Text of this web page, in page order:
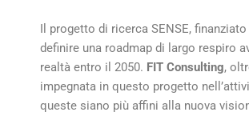
Il progetto di ricerca SENSE,
definire una roadmap di largo respiro
realtà entro il 2050. FIT Consulting,
impegnata in questo progetto
queste siano più affini alla nuova